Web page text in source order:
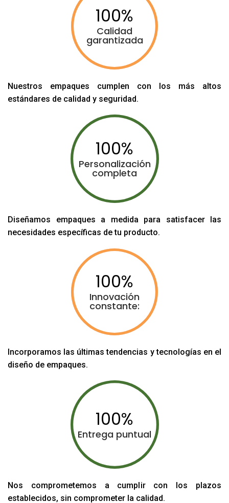
100
Calidad
garantizada
Nuestros empaques cumplen con los más altos
estándares de calidad y seguridad.
100
Personalización
completa
Diseñamos empaques a medida para satisfacer las
necesidades específicas de tu producto.
100
Innovación
constante:
Incorporamos las últimas tendencias y tecnologías en el
diseño de empaques.
100
Entrega puntual
Nos comprometemos a cumplir con los plazos
establecidos, sin comprometer la calidad.